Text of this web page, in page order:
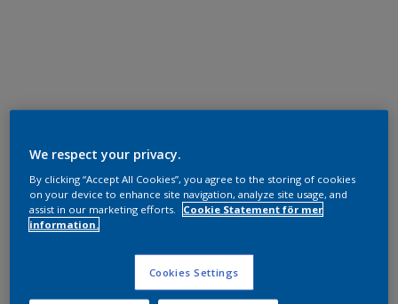
We respect your privacy.
By clicking “Accept All Cookies”, you agree to the storing of cookies
on your device to enhance site navigation, analyze site usage, and
assist in our marketing efforts.
Cookie Statement för mer
information.
Cookies Settings